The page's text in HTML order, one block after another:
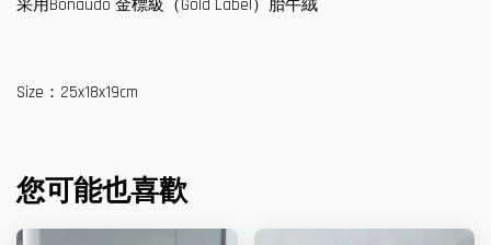
采用Bonaudo 金標級（Gold Label）胎牛絨
Size：25x18x19cm
您可能也喜歡